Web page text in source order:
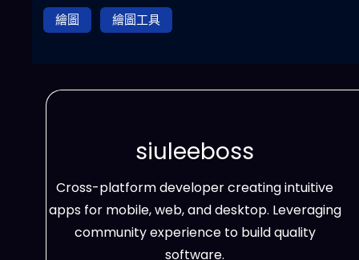
繪圖
繪圖工具
siuleeboss
Cross-platform developer creating intuitive
apps for mobile, web, and desktop. Leveraging
community experience to build quality
software.